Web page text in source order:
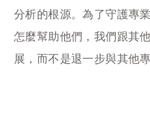
分析的根源。為了守護專
怎麼幫助他們，我們跟其
展，而不是退一步與其他